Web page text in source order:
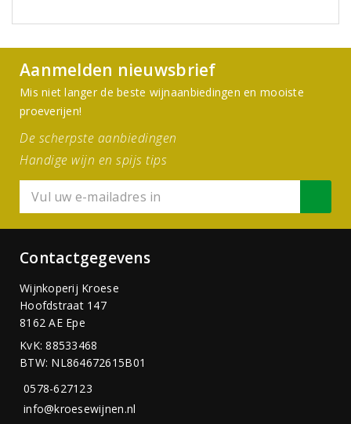
Aanmelden nieuwsbrief
Mis niet langer de beste wijnaanbiedingen en mooiste
proeverijen!
De scherpste aanbiedingen
Handige wijn en spijs tips
Contactgegevens
Wijnkoperij Kroese
Hoofdstraat 147
8162 AE Epe
KvK: 88533468
BTW: NL864672615B01
0578-627123
info@kroesewijnen.nl